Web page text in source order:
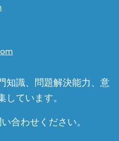
知識、問題解決能力、意
ています。
合わせください。